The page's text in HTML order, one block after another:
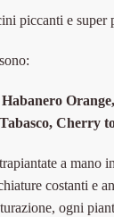
piccanti e super
Habanero Orange,
Tabasco, Cherry
a mano
costanti e
ogni